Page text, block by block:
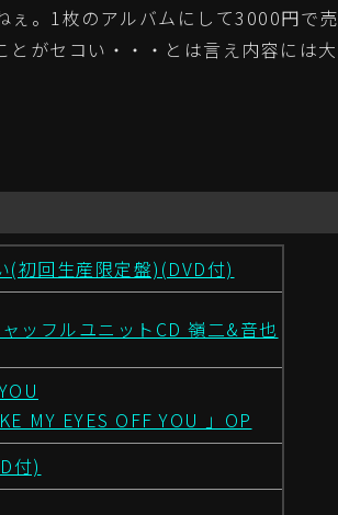
ぇ。1枚のアルバムにして3000円で売
がセコい・・・とは言え内容には大
初回生産限定盤)(DVD付)
ッフルユニットCD 嶺二&音也
MY EYES OFF YOU 」OP
付)